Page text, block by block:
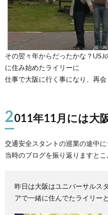
その翌々年からだったかな？
に住み始めたライリーに
仕事で大阪に行く事になり、再会
2011年11月には大
交通安全スタントの巡業の途中
当時のブログを振り返りますと
昨日は大阪はユニバーサルス
アで一緒に住んでたライリー